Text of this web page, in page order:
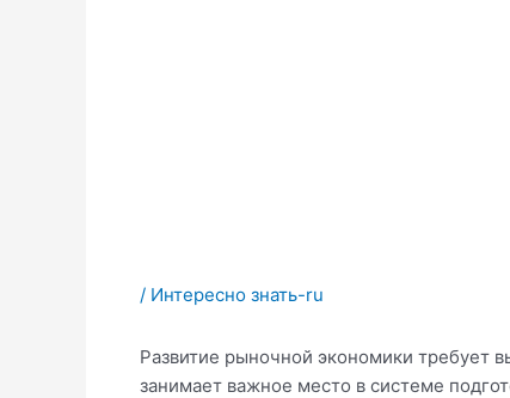
/ Интересно знать-ru
Развитие рыночной экономики требует
занимает важное место в системе